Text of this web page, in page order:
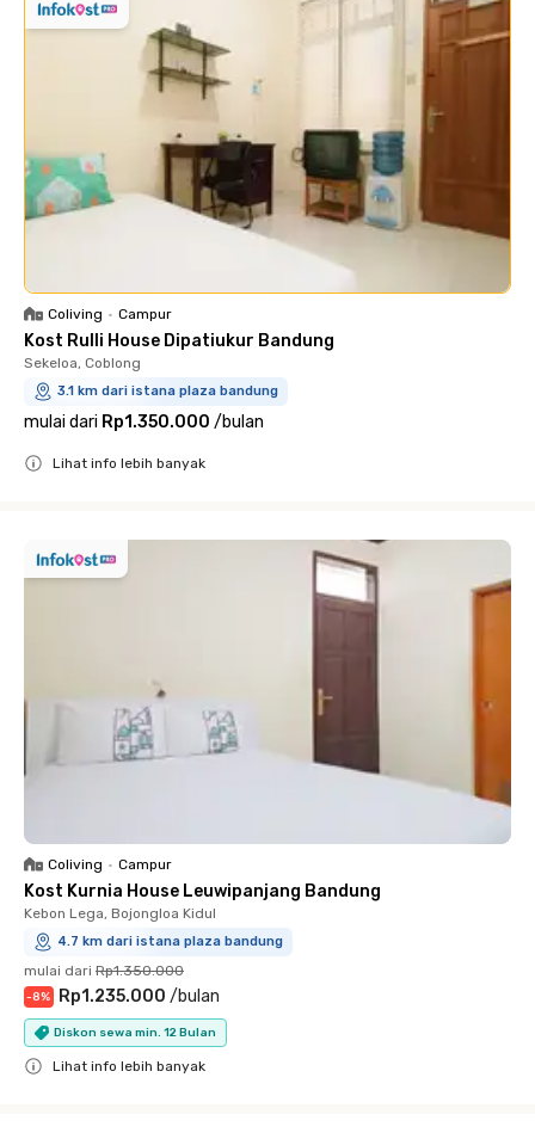
Coliving • Campur
Kost Rulli House Dipatiukur Bandung
Sekeloa, Coblong
3.1 km dari istana plaza bandung
mulai dari Rp1.350.000 /bulan
Lihat info lebih banyak
Coliving • Campur
Kost Kurnia House Leuwipanjang Bandung
Kebon Lega, Bojongloa Kidul
4.7 km dari istana plaza bandung
mulai dari Rp1.350.000
-8% Rp1.235.000 /bulan
Diskon sewa min. 12 Bulan
Lihat info lebih banyak